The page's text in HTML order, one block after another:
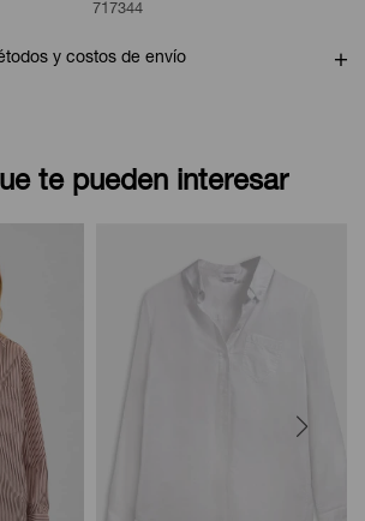
717344
y costos de envío
te pueden interesar